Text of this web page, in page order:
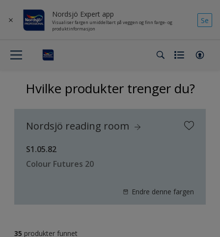
Nordsjö Expert app
Visualiser fargen umiddelbart på veggen og finn farge- og
produktinformasjon
Se
Hvilke produkter trenger du?
Nordsjö reading room
S1.05.82
Colour Futures 20
Endre denne fargen
35 produkter funnet